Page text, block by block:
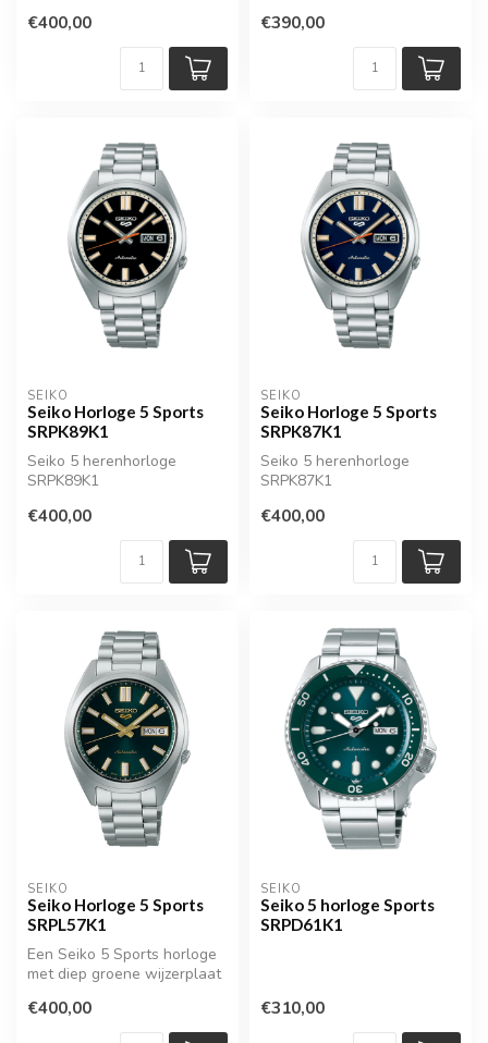
€400,00 €390,00
SEIKO
Seiko Horloge 5 Sports
SRPK89K1
Seiko 5 herenhorloge
SRPK89K1
€400,00
SEIKO
Seiko Horloge 5 Sports
SRPK87K1
Seiko 5 herenhorloge
SRPK87K1
€400,00
SEIKO
Seiko Horloge 5 Sports
SRPL57K1
Een Seiko 5 Sports horloge
met diep groene wijzerplaat
€400,00
SEIKO
Seiko 5 horloge Sports
SRPD61K1
€310,00